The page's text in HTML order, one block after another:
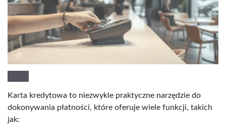
Karta kredytowa to niezwykle praktyczne narzędzie do
dokonywania płatności, które oferuje wiele funkcji, takich
jak: